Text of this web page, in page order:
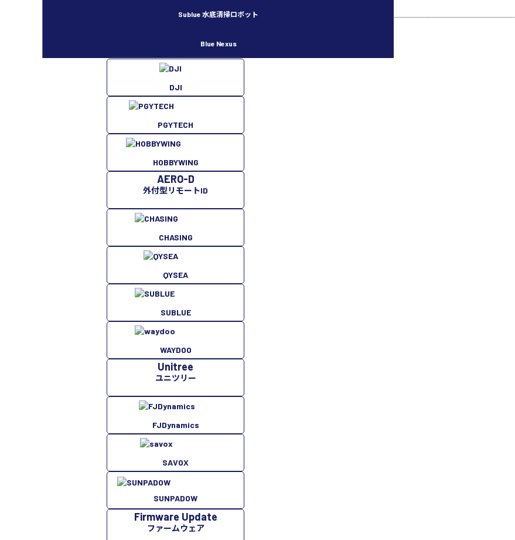
Sublue 水底清掃ロボット
Blue Nexus
DJI
PGYTECH
HOBBYWING
AERO-D
外付型リモートID
CHASING
QYSEA
SUBLUE
WAYDOO
Unitree
ユニツリー
FJDynamics
SAVOX
SUNPADOW
Firmware Update
ファームウェア